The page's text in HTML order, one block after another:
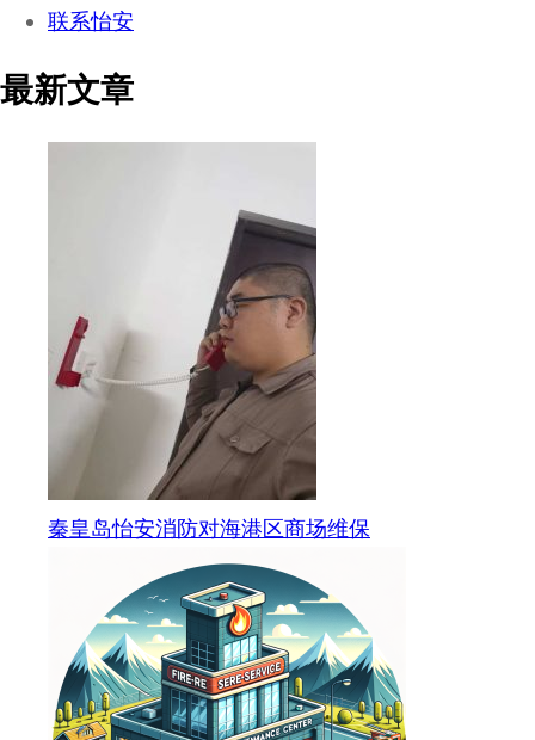
联系怡安
最新文章
秦皇岛怡安消防对海港区商场维保